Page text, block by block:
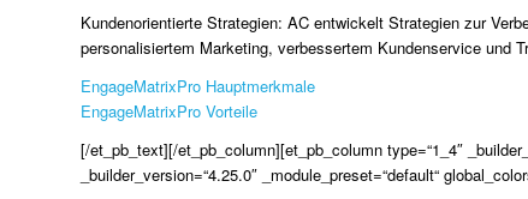
Kundenorientierte Strategien: AC entwickelt Strategien zur
personalisiertem Marketing, verbessertem Kundenservice und
EngageMatrixPro Hauptmerkmale
EngageMatrixPro Vorteile
[/et_pb_text][/et_pb_column][et_pb_column type=“1_4″
_builder_version=“4.25.0″ _module_preset=“default“